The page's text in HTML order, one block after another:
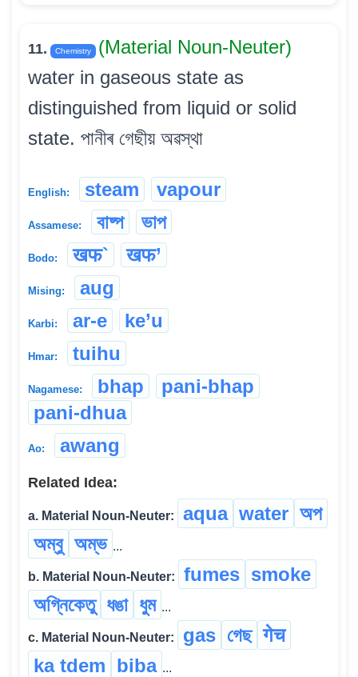
11. Chemistry
(Material Noun-Neuter)
water in gaseous state as
distinguished from liquid or solid
state. পানীৰ গেছীয় অৱস্থা
English: steam vapour
Assamese: বাষ্প ভাপ
Bodo: खफ` खफ’
Mising: aug
Karbi: ar-e ke’u
Hmar: tuihu
Nagamese: bhap
pani-bhap
pani-dhua
Ao: awang
Related Idea:
a. Material Noun-Neuter: aqua water অপ
অম্বু অম্ভ ...
b. Material Noun-Neuter: fumes smoke
অগ্নিকেতু ধঙা ধুম ...
c. Material Noun-Neuter: gas গেছ गेच
ka tdem biba ...